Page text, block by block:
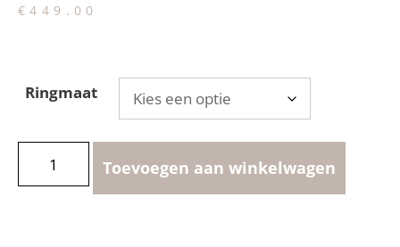
€449.00
Ringmaat
Toevoegen aan winkelwagen